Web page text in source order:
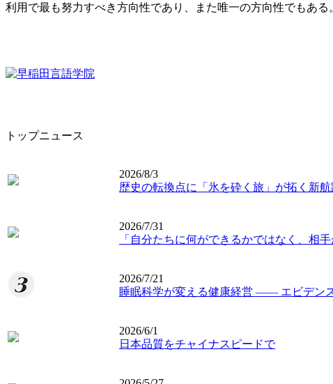
利用で最も努力すべき方向性であり、また唯一の方向性でもある
トップニュース
2026/8/3
歴史の転換点に「氷を砕く旅」が拓く新航
2026/7/31
「自分たちに何ができるかではなく、相
2026/7/21
睡眠科学が変える健康経営 ―― エビデン
2026/6/1
日本品質をチャイナスピードで